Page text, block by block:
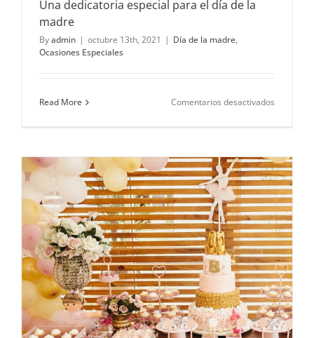
Una dedicatoria especial para el día de la
madre
Byadmin | octubre 13th, 2021 | Día de la madre,
Ocasiones Especiales
Read More Comentarios desactivados
el
día
de
la
madre